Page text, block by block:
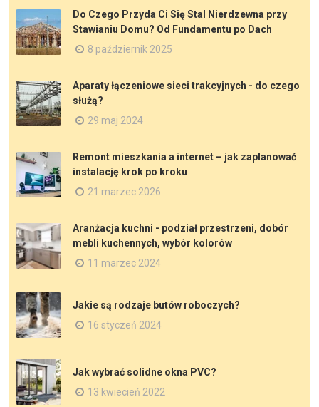
Do Czego Przyda Ci Się Stal Nierdzewna przy
Stawianiu Domu? Od Fundamentu po Dach
8 październik 2025
Aparaty łączeniowe sieci trakcyjnych - do czego
służą?
29 maj 2024
Remont mieszkania a internet – jak zaplanować
instalację krok po kroku
21 marzec 2026
Aranżacja kuchni - podział przestrzeni, dobór
mebli kuchennych, wybór kolorów
11 marzec 2024
Jakie są rodzaje butów roboczych?
16 styczeń 2024
Jak wybrać solidne okna PVC?
13 kwiecień 2022